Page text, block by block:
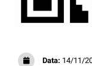
Data: 14/11/